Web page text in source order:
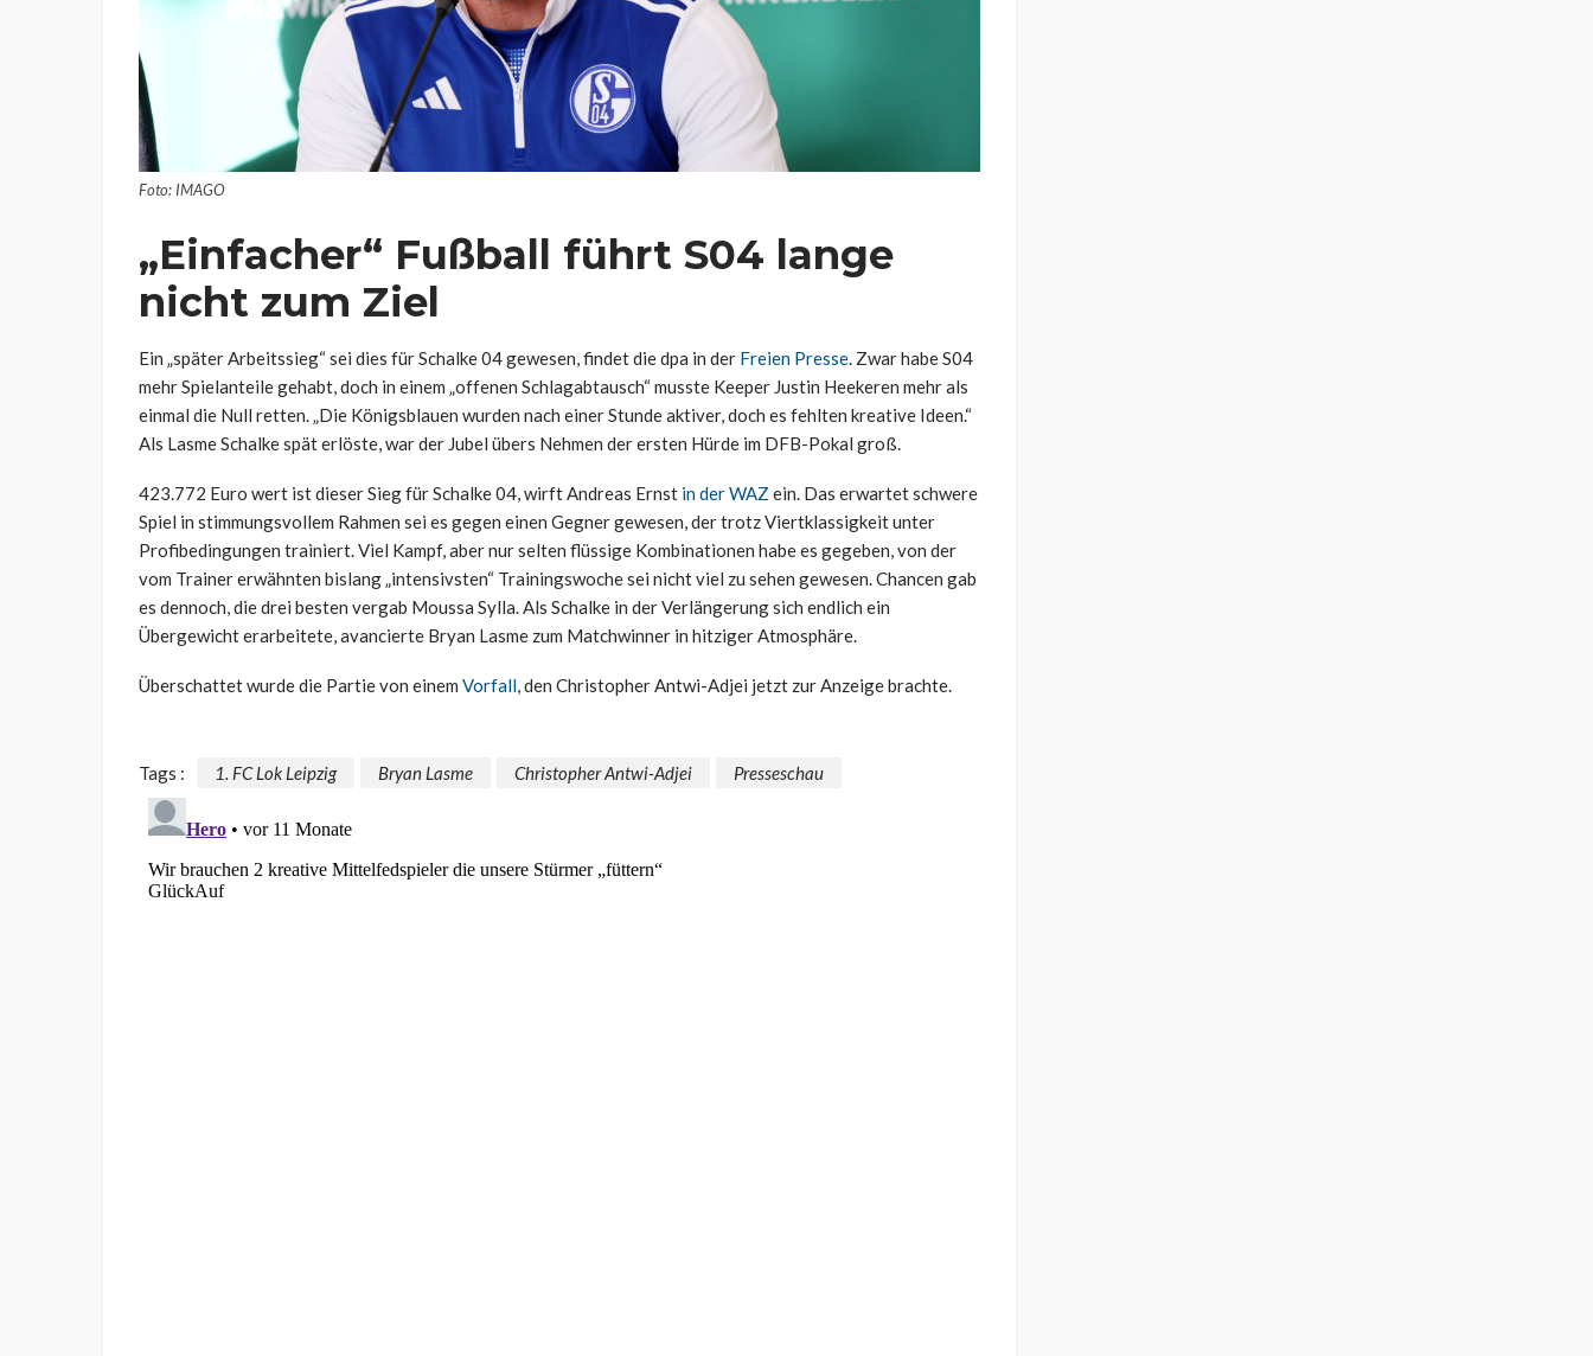
Foto: IMAGO
„Einfacher“ Fußball führt S04 lange
nicht zum Ziel
Ein „später Arbeitssieg“ sei dies für Schalke 04 gewesen, findet die dpa in der Freien Presse. Zwar habe S04
mehr Spielanteile gehabt, doch in einem „offenen Schlagabtausch“ musste Keeper Justin Heekeren mehr als
einmal die Null retten. „Die Königsblauen wurden nach einer Stunde aktiver, doch es fehlten kreative Ideen.“
Als Lasme Schalke spät erlöste, war der Jubel übers Nehmen der ersten Hürde im DFB-Pokal groß.
423.772 Euro wert ist dieser Sieg für Schalke 04, wirft Andreas Ernst in der WAZ ein. Das erwartet schwere
Spiel in stimmungsvollem Rahmen sei es gegen einen Gegner gewesen, der trotz Viertklassigkeit unter
Profibedingungen trainiert. Viel Kampf, aber nur selten flüssige Kombinationen habe es gegeben, von der
vom Trainer erwähnten bislang „intensivsten“ Trainingswoche sei nicht viel zu sehen gewesen. Chancen gab
es dennoch, die drei besten vergab Moussa Sylla. Als Schalke in der Verlängerung sich endlich ein
Übergewicht erarbeitete, avancierte Bryan Lasme zum Matchwinner in hitziger Atmosphäre.
Überschattet wurde die Partie von einem Vorfall, den Christopher Antwi-Adjei jetzt zur Anzeige brachte.
Tags : 1. FC Lok Leipzig Bryan Lasme Christopher Antwi-Adjei Presseschau